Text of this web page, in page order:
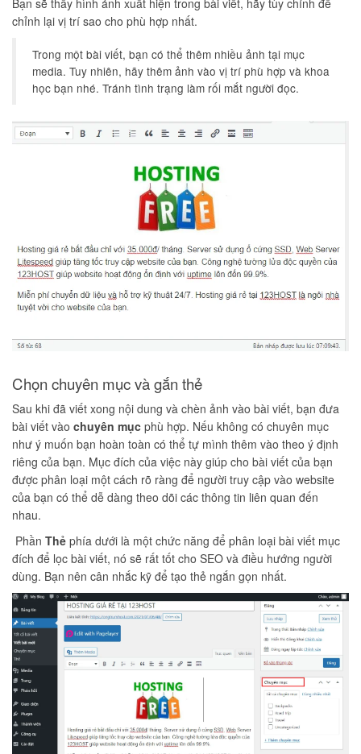
Bạn sẽ thấy hình ảnh xuất hiện trong bài viết, hãy tùy chỉnh để
chỉnh lại vị trí sao cho phù hợp nhất.
Trong một bài viết, bạn có thể thêm nhiều ảnh tại mục
media. Tuy nhiên, hãy thêm ảnh vào vị trí phù hợp và khoa
học bạn nhé. Tránh tình trạng làm rối mắt người đọc.
Chọn chuyên mục và gắn thẻ
Sau khi đã viết xong nội dung và chèn ảnh vào bài viết, bạn đưa
bài viết vào chuyên mục phù hợp. Nếu không có chuyên mục
như ý muốn bạn hoàn toàn có thể tự mình thêm vào theo ý định
riêng của bạn. Mục đích của việc này giúp cho bài viết của bạn
được phân loại một cách rõ ràng để người truy cập vào website
của bạn có thể dễ dàng theo dõi các thông tin liên quan đến
nhau.
Phần Thẻ phía dưới là một chức năng để phân loại bài viết mục
đích để lọc bài viết, nó sẽ rất tốt cho SEO và điều hướng người
dùng. Bạn nên cân nhắc kỹ để tạo thẻ ngắn gọn nhất.